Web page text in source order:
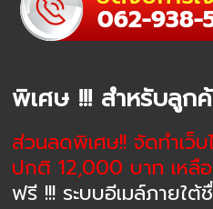
พิเศษ !!! สำหรับลูก
ส่วนลดพิเศษ!! จัดทำเว็
ปกติ 12,000 บาท เหลื
ฟรี !!! ระบบอีเมล์ภายใต้